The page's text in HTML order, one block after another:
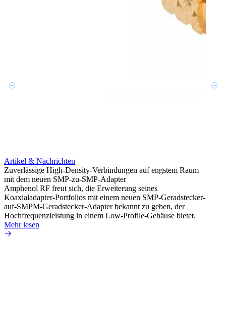
Artikel & Nachrichten
Zuverlässige High-Density-Verbindungen auf engstem Raum
mit dem neuen SMP-zu-SMP-Adapter
Amphenol RF freut sich, die Erweiterung seines
Koaxialadapter-Portfolios mit einem neuen SMP-Geradstecker-
auf-SMPM-Geradstecker-Adapter bekannt zu geben, der
Hochfrequenzleistung in einem Low-Profile-Gehäuse bietet.
Mehr lesen